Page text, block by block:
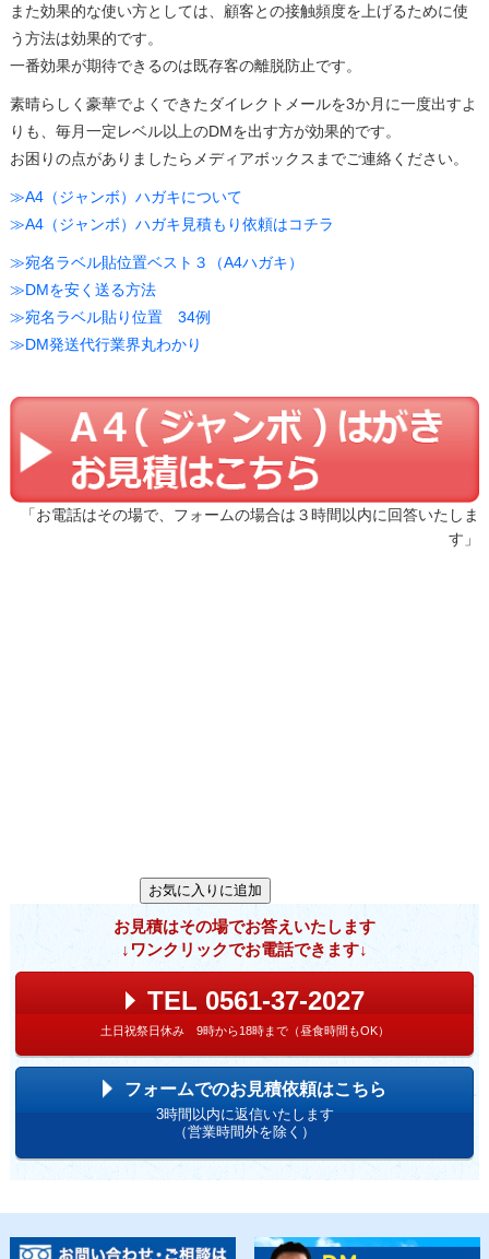
また効果的な使い方としては、顧客との接触頻度を上げるために使
う方法は効果的です。
一番効果が期待できるのは既存客の離脱防止です。
素晴らしく豪華でよくできたダイレクトメールを3か月に一度出すよ
りも、毎月一定レベル以上のDMを出す方が効果的です。
お困りの点がありましたらメディアボックスまでご連絡ください。
≫A4（ジャンボ）ハガキについて
≫A4（ジャンボ）ハガキ見積もり依頼はコチラ
≫宛名ラベル貼位置ベスト３（A4ハガキ）
≫DMを安く送る方法
≫宛名ラベル貼り位置 34例
≫DM発送代行業界丸わかり
「お電話はその場で、フォームの場合は３時間以内に回答いたしま
す」
お見積はその場でお答えいたします
↓ワンクリックでお電話できます↓
TEL 0561-37-2027
土日祝祭日休み 9時から18時まで（昼食時間もOK）
フォームでのお見積依頼はこちら
3時間以内に返信いたします
（営業時間外を除く）